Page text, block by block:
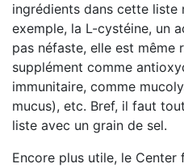
ingrédients dans cette liste
exemple, la L-cystéine, un
pas néfaste, elle est même
supplément comme
immunitaire, comme
mucus), etc. Bref, il faut
liste avec un grain de sel.
Encore plus utile, le Center